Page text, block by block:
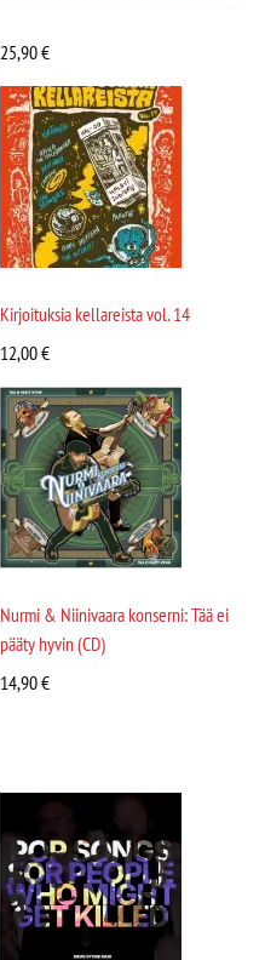
25,90€
Kirjoituksia kellareista vol. 14
12,00€
Nurmi & Niinivaara konserni: Tää ei
pääty hyvin (CD)
14,90€